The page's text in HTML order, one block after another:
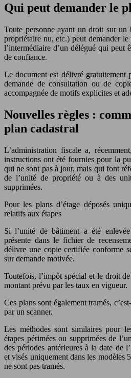
Qui peut demander le
Toute personne ayant un droit sur un
propriétaire nu, etc.) peut demander
l’intermédiaire d’un délégué qui peut
de confiance.
Le document est délivré gratuitement
demande de consultation ou de
accompagnée de motifs explicites et
Nouvelles règles :
plan cadastral
L’administration fiscale a,
instructions ont été fournies pour la
qui ne sont pas à jour, mais qui font
de l’unité de propriété ou à des
supprimées.
Pour les plans d’étage déposés
relatifs aux étapes
Si l’unité de bâtiment a été
présente dans le fichier de
délivre une copie certifiée conforme
sur demande motivée.
Toutefois, l’impôt spécial et le droit
montant prévu par les taux en vigueur.
Ces plans sont également tramés,
par un scanner.
Les méthodes sont similaires pour
étapes périmées ou supprimées de
des périodes antérieures à la date de
et visés uniquement dans les modèles
ne sont pas tramés.